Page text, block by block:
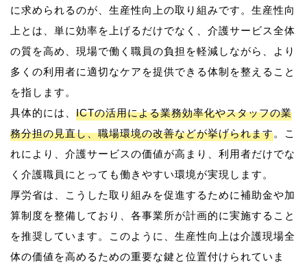
に求められるのが、生産性向上の取り組みです。生産性向
上とは、単に効率を上げるだけでなく、介護サービス全体
の質を高め、現場で働く職員の負担を軽減しながら、より
多くの利用者に適切なケアを提供できる体制を整えること
を指します。
具体的には、 ICTの活用による業務効率化やスタッフの業
務分担の見直し、職場環境の改善などが挙げられます。こ
れにより、介護サービスの価値が高まり、利用者だけでな
く介護職員にとっても働きやすい環境が実現します。
厚労省は、こうした取り組みを促進するために補助金や加
算制度を整備しており、各事業所が計画的に実施すること
を推奨しています。このように、生産性向上は介護現場全
体の価値を高めるための重要な鍵と位置付けられていま